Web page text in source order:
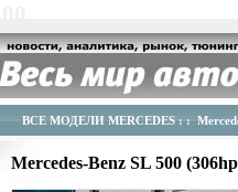
ВСЕ МОДЕЛИ MERCEDES : :
Mercedes-Benz SL 500